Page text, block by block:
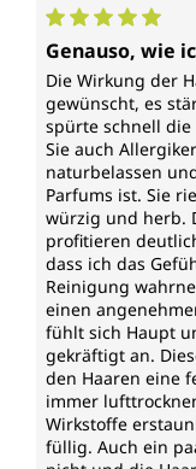
Haarstruktur
tief in die
elastisch. Biotin
normaler Haare
der Haarpflege
unterstützt die
Hydrolysiertes
atmungsaktiver
Widerstandskraft
Die zugesetzten
Prolin und Serin
Haares und
ätherisches
Verbindung mit
orientalisch-
Genauso, wie
Die Wirkung der
gewünscht, es
spürte schnell die
Sie auch
naturbelassen
Parfums ist. Sie
würzig und herb.
profitieren
dass ich das
Reinigung
einen
fühlt sich Haupt
gekräftigt an.
den Haaren eine
immer
Wirkstoffe
füllig. Auch ein